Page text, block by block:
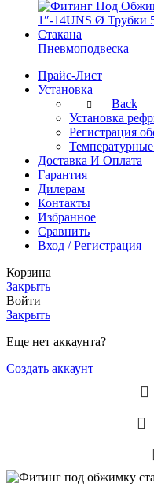
Пневмоподвеска
Прайс-Лист
Установка
Back
Установка
Регистрация
Доставка И Оплата
Гарантия
Дилерам
Контакты
Избранное
Сравнить
Вход / Регистрация
Корзина
Закрыть
Войти
Закрыть
Еще нет аккаунта?
Создать аккаунт